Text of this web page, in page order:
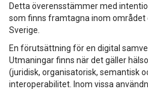
Detta överensstämmer med
som finns framtagna inom området
Sverige.
En förutsättning för en digital
Utmaningar finns när det gäller
(juridisk, organisatorisk, semantisk
interoperabilitet. Inom vissa